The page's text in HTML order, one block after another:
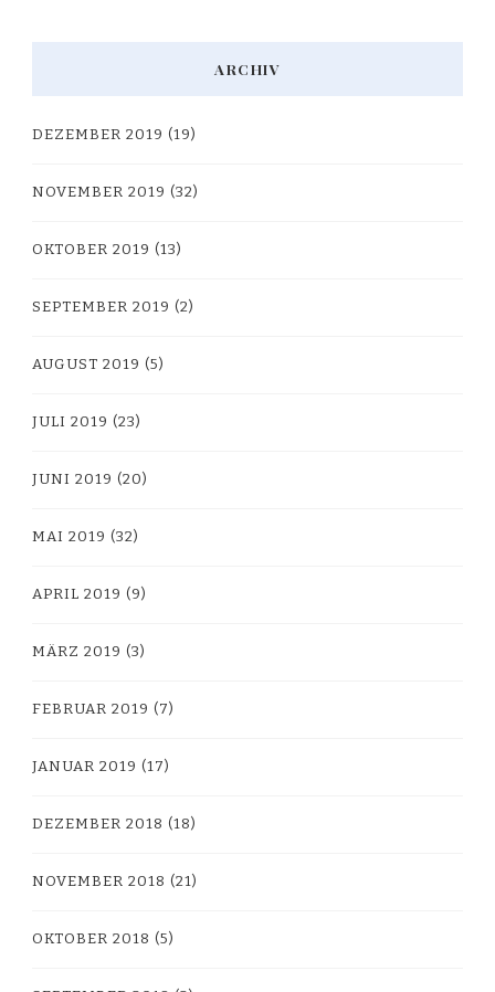
ARCHIV
DEZEMBER 2019 (19)
NOVEMBER 2019 (32)
OKTOBER 2019 (13)
SEPTEMBER 2019 (2)
AUGUST 2019 (5)
JULI 2019 (23)
JUNI 2019 (20)
MAI 2019 (32)
APRIL 2019 (9)
MÄRZ 2019 (3)
FEBRUAR 2019 (7)
JANUAR 2019 (17)
DEZEMBER 2018 (18)
NOVEMBER 2018 (21)
OKTOBER 2018 (5)